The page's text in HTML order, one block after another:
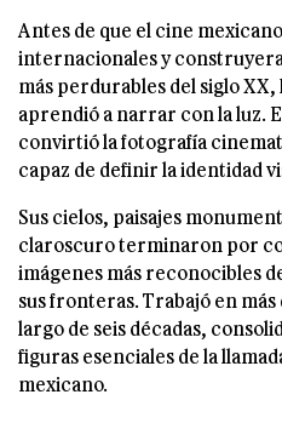
Antes de que el cine
internacionales y
más perdurables del siglo
aprendió a narrar con la luz.
convirtió la fotografía
capaz de definir la identidad
Sus cielos, paisajes
claroscuro terminaron por
imágenes más reconocibles
sus fronteras. Trabajó en
largo de seis décadas,
figuras esenciales de la
mexicano.